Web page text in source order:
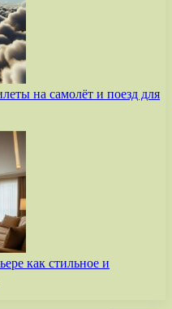
на самолёт и поезд для
как стильное и